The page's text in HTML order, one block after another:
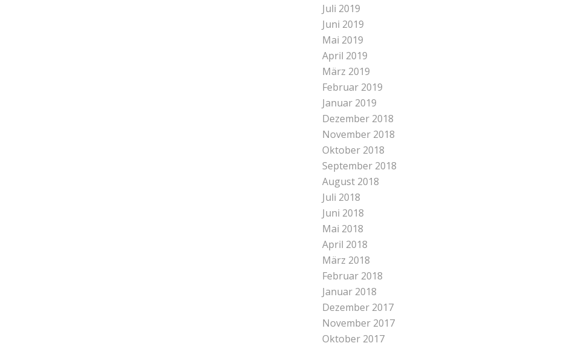
Juli 2019
Juni 2019
Mai 2019
April 2019
März 2019
Februar 2019
Januar 2019
Dezember 2018
November 2018
Oktober 2018
September 2018
August 2018
Juli 2018
Juni 2018
Mai 2018
April 2018
März 2018
Februar 2018
Januar 2018
Dezember 2017
November 2017
Oktober 2017